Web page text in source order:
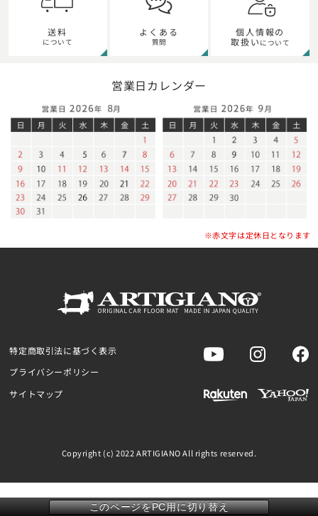
送料
について
よくある
質問
個人情報の
取扱い について
営業日カレンダー
※赤文字は定休日となります
特定商取引法に基づく表示
プライバシーポリシー
サイトマップ
Copyright (c) 2022 ARTIGIANO All rights reserved.
このページをPC用に切り替え